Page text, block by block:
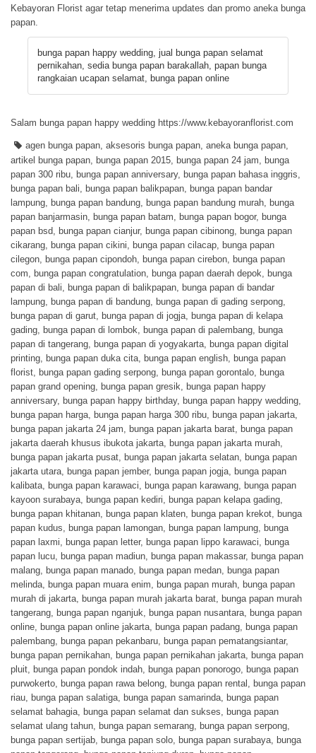
Kebayoran Florist agar tetap menerima updates dan promo aneka bunga
papan.
bunga papan happy wedding, jual bunga papan selamat
pernikahan, sedia bunga papan barakallah, papan bunga
rangkaian ucapan selamat, bunga papan online
Salam bunga papan happy wedding https://www.kebayoranflorist.com
agen bunga papan, aksesoris bunga papan, aneka bunga papan,
artikel bunga papan, bunga papan 2015, bunga papan 24 jam, bunga
papan 300 ribu, bunga papan anniversary, bunga papan bahasa inggris,
bunga papan bali, bunga papan balikpapan, bunga papan bandar
lampung, bunga papan bandung, bunga papan bandung murah, bunga
papan banjarmasin, bunga papan batam, bunga papan bogor, bunga
papan bsd, bunga papan cianjur, bunga papan cibinong, bunga papan
cikarang, bunga papan cikini, bunga papan cilacap, bunga papan
cilegon, bunga papan cipondoh, bunga papan cirebon, bunga papan
com, bunga papan congratulation, bunga papan daerah depok, bunga
papan di bali, bunga papan di balikpapan, bunga papan di bandar
lampung, bunga papan di bandung, bunga papan di gading serpong,
bunga papan di garut, bunga papan di jogja, bunga papan di kelapa
gading, bunga papan di lombok, bunga papan di palembang, bunga
papan di tangerang, bunga papan di yogyakarta, bunga papan digital
printing, bunga papan duka cita, bunga papan english, bunga papan
florist, bunga papan gading serpong, bunga papan gorontalo, bunga
papan grand opening, bunga papan gresik, bunga papan happy
anniversary, bunga papan happy birthday, bunga papan happy wedding,
bunga papan harga, bunga papan harga 300 ribu, bunga papan jakarta,
bunga papan jakarta 24 jam, bunga papan jakarta barat, bunga papan
jakarta daerah khusus ibukota jakarta, bunga papan jakarta murah,
bunga papan jakarta pusat, bunga papan jakarta selatan, bunga papan
jakarta utara, bunga papan jember, bunga papan jogja, bunga papan
kalibata, bunga papan karawaci, bunga papan karawang, bunga papan
kayoon surabaya, bunga papan kediri, bunga papan kelapa gading,
bunga papan khitanan, bunga papan klaten, bunga papan krekot, bunga
papan kudus, bunga papan lamongan, bunga papan lampung, bunga
papan laxmi, bunga papan letter, bunga papan lippo karawaci, bunga
papan lucu, bunga papan madiun, bunga papan makassar, bunga papan
malang, bunga papan manado, bunga papan medan, bunga papan
melinda, bunga papan muara enim, bunga papan murah, bunga papan
murah di jakarta, bunga papan murah jakarta barat, bunga papan murah
tangerang, bunga papan nganjuk, bunga papan nusantara, bunga papan
online, bunga papan online jakarta, bunga papan padang, bunga papan
palembang, bunga papan pekanbaru, bunga papan pematangsiantar,
bunga papan pernikahan, bunga papan pernikahan jakarta, bunga papan
pluit, bunga papan pondok indah, bunga papan ponorogo, bunga papan
purwokerto, bunga papan rawa belong, bunga papan rental , bunga papan
riau, bunga papan salatiga, bunga papan samarinda, bunga papan
selamat bahagia, bunga papan selamat dan sukses, bunga papan
selamat ulang tahun, bunga papan semarang, bunga papan serpong,
bunga papan sertijab, bunga papan solo, bunga papan surabaya, bunga